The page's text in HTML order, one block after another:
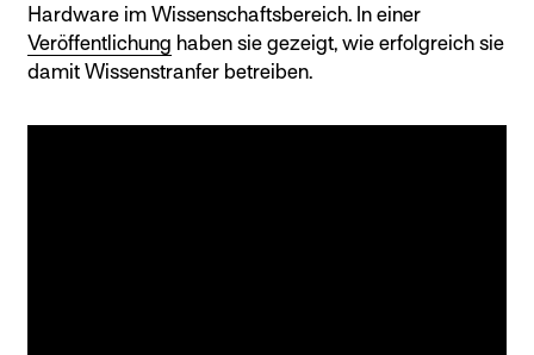
Hardware im Wissenschaftsbereich. In einer
Veröffentlichung haben sie gezeigt, wie erfolgreich sie
damit Wissenstranfer betreiben.